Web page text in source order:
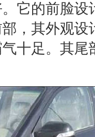
它的前脸
，其外观
十足。其